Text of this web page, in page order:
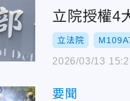
立院授權4
立法院
2026/03/13
要聞